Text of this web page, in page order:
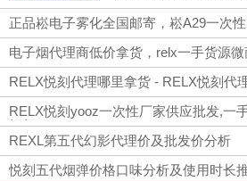
的中式风味。烟雾：可
验：强烈的一氧化碳满
清爽的清香体验。烟雾
正品崧电子雾化全国邮寄，崧A29一次
电子烟代理商低价拿货，relx一手货源微
RELX悦刻代理哪里拿货 - RELX悦刻代
RELX悦刻yooz一次性厂家供应批发,一
烟杆
REXL第五代幻影代理价及批发价分析
悦刻五代烟弹价格口味分析及使用时长